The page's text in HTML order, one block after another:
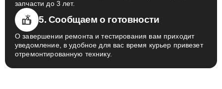
запчасти до 3 лет.
5. Сообщаем о готовности
О завершении ремонта и тестирования вам приходит
уведомление, в удобное для вас время курьер привезет
отремонтированную технику.